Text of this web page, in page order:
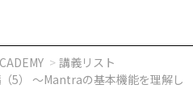
講義リスト
5） ～Mantraの基本機能を理解し